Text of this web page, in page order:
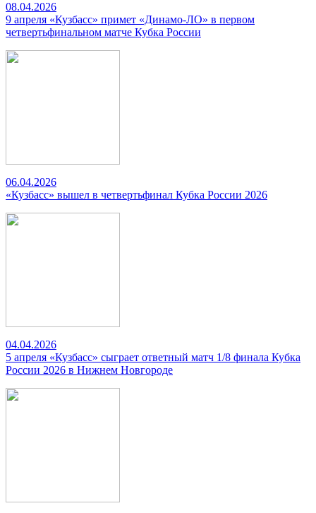
08.04.2026
9 апреля «Кузбасс» примет «Динамо-ЛО» в первом
четвертьфинальном матче Кубка России
06.04.2026
«Кузбасс» вышел в четвертьфинал Кубка России 2026
04.04.2026
5 апреля «Кузбасс» сыграет ответный матч 1/8 финала Кубка
России 2026 в Нижнем Новгороде